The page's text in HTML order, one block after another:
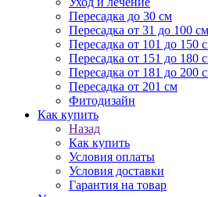
Пересадка до 30 см
Пересадка от 31 до 100 см
Пересадка от 101 до 150
Пересадка от 151 до 180
Пересадка от 181 до 200
Пересадка от 201 см
Фитодизайн
Как купить
Назад
Как купить
Условия оплаты
Условия доставки
Гарантия на товар